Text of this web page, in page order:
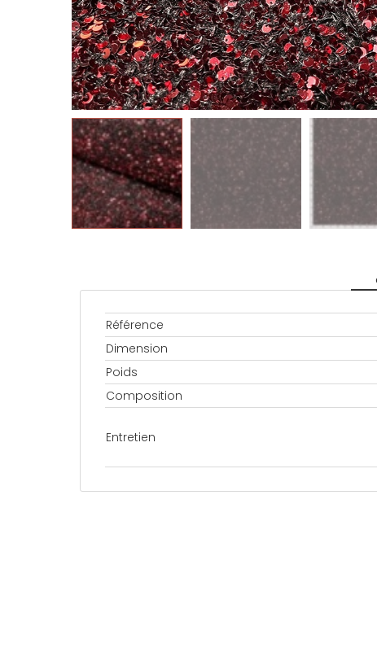
Référence
Dimension
Poids
Composition
Entretien